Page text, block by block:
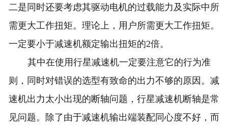
二是同时还要考虑其驱动电机的过载能力及实际中所
需更大工作扭矩。理论上，用户所需更大工作扭矩。
一定要小于减速机额定输出扭矩的2倍。
其中在使用行星减速机一定要注意它的行为准
则，同时对错误的选型有致命的出力不够的原因。减
速机出力太小出现的断轴问题，行星减速机断轴是常
见问题。除了由于减速机输出端装配同心度不好，而